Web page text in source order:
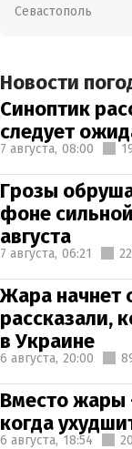
Севастополь
Новости
Синоптик
следует
7 августа, 08:00
Грозы
фоне
августа
7 августа, 06:21
Жара начнет
рассказали,
в Украине
6 августа, 20:00
Вместо жары
когда
6 августа, 18:54